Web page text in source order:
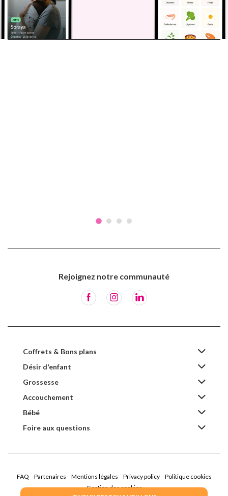
Rejoignez notre communauté
Coffrets & Bons plans
Désir d'enfant
Grossesse
Accouchement
Bébé
Foire aux questions
FAQ Partenaires Mentions légales Privacy policy
Politique cookies
Gestion des cookies